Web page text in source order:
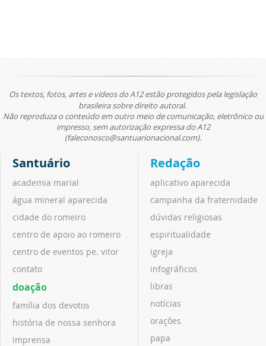
Os textos, fotos, artes e vídeos do A12 estão protegidos pela legislação
brasileira sobre direito autoral.
Não reproduza o conteúdo em outro meio de comunicação, eletrônico ou
impresso, sem autorização expressa do A12
(faleconosco@santuarionacional.com).
Santuário
academia marial
água mineral aparecida
cidade do romeiro
centro de apoio ao romeiro
centro de eventos pe. vitor
contato
doação
família dos devotos
história de nossa senhora
imprensa
Redação
aplicativo aparecida
campanha da fraternidade
dúvidas religiosas
espiritualidade
igreja
infográficos
libras
notícias
orações
papa